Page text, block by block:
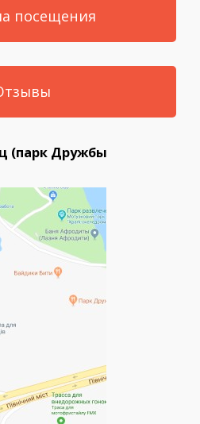
посещения
(парк Дружбы